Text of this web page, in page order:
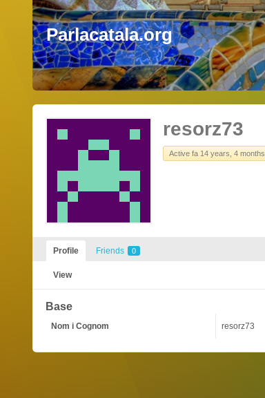
Parlacatala.org
resorz73
Active fa 14 years, 4 months
Profile Friends 0
View
Base
Nom i Cognom resorz73